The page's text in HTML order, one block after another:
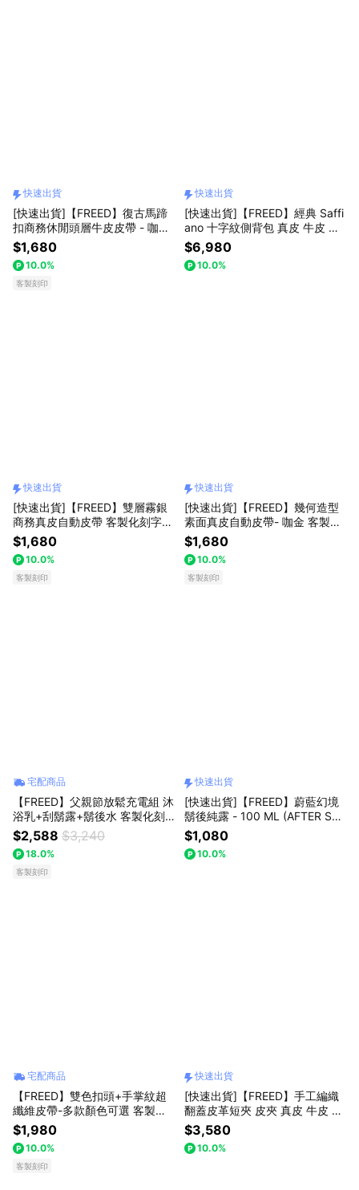
快速出貨
[快速出貨]【FREED】復古馬蹄
扣商務休閒頭層牛皮皮帶 - 咖啡
色 客製化刻字 生日禮物 送禮推
薦 男生禮物 巨蟹座 禮物獨家 新
品上市 送給男生 真皮皮帶 上班
族禮物 獅子座
$1,680
10.0%
客製刻印
快速出貨
[快速出貨]【FREED】經典 Saffi
ano 十字紋側背包 真皮 牛皮 生
日禮物 送禮推薦 男生禮物 現貨
巨蟹座 禮物獨家 新品上市 壽星
禮物 客製化刻字 獅子座
$6,980
10.0%
快速出貨
[快速出貨]【FREED】雙層霧銀
商務真皮自動皮帶 客製化刻字
生日禮物 送禮推薦 男生禮物 禮
物獨家 新品上市 送給男生 真皮
皮帶 上班族禮物 巨蟹座 獅子座
$1,680
10.0%
客製刻印
快速出貨
[快速出貨]【FREED】幾何造型
素面真皮自動皮帶- 咖金 客製化
刻字 生日禮物 送禮推薦 男生禮
物 禮物獨家 新品上市 送給男生
真皮皮帶 上班族禮物 巨蟹座 獅
子座
$1,680
10.0%
客製刻印
宅配商品
【FREED】父親節放鬆充電組 沐
浴乳+刮鬍露+鬍後水 客製化刻
字 生日禮物 送禮推薦 男生禮物
巨蟹座 禮物獨家 新品上市 香水
香氛 療癒禮物 居家禮物 獅子座
送給男生
$2,588 $3,240
18.0%
客製刻印
快速出貨
[快速出貨]【FREED】蔚藍幻境
鬍後純露 - 100 ML (AFTER SHA
VE ) 生日禮物 送禮推薦 男生禮
物 巨蟹座 禮物獨家 新品上市 香
水香氛 療癒禮物 居家禮物 客製
$1,080
10.0%
宅配商品
【FREED】雙色扣頭+手掌紋超
纖維皮帶-多款顏色可選 客製化
刻字 生日禮物 送禮推薦 男生禮
物 禮物獨家 新品上市 送給男生
真皮皮帶 上班族禮物 巨蟹座 獅
子座
$1,980
10.0%
客製刻印
快速出貨
[快速出貨]【FREED】手工編織
翻蓋皮革短夾 皮夾 真皮 牛皮 生
日禮物 送禮推薦 男生禮物 現貨
巨蟹座 禮物獨家 新品上市 送給
男生 真皮皮夾 男友禮物 客製化
$3,580
10.0%